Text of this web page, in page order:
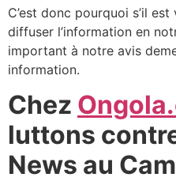
C’est donc pourquoi s’il
diffuser l’information en
important à notre avis
information.
Chez
luttons
News au